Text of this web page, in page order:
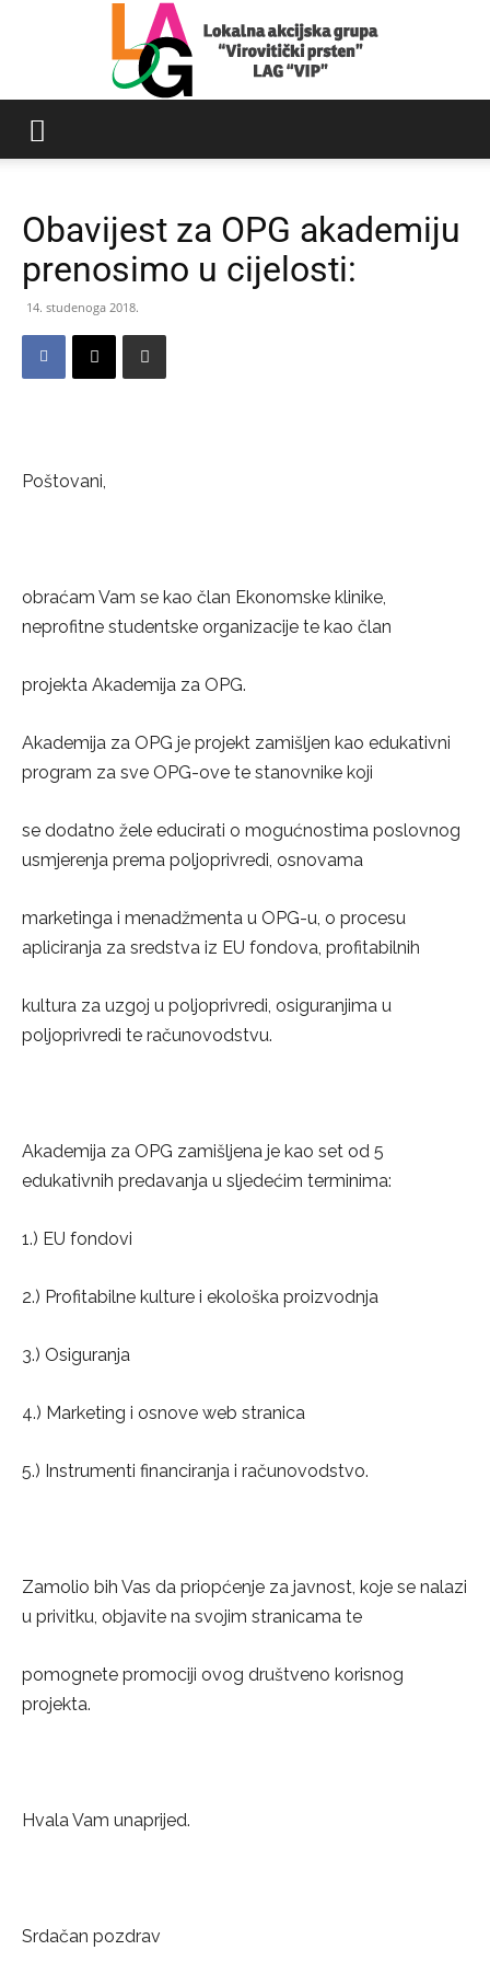
Virovitički
Obavijest za OPG akademiju
prenosimo u cijelosti:
14. studenoga 2018.
Poštovani,
obraćam Vam se kao član Ekonomske klinike,
neprofitne studentske organizacije te kao član
projekta Akademija za OPG.
Akademija za OPG je projekt zamišljen kao edukativni
program za sve OPG-ove te stanovnike koji
se dodatno žele educirati o mogućnostima poslovnog
usmjerenja prema poljoprivredi, osnovama
marketinga i menadžmenta u OPG-u, o procesu
apliciranja za sredstva iz EU fondova, profitabilnih
kultura za uzgoj u poljoprivredi, osiguranjima u
poljoprivredi te računovodstvu.
Akademija za OPG zamišljena je kao set od 5
edukativnih predavanja u sljedećim terminima:
1.) EU fondovi
2.) Profitabilne kulture i ekološka proizvodnja
3.) Osiguranja
4.) Marketing i osnove web stranica
5.) Instrumenti financiranja i računovodstvo.
Zamolio bih Vas da priopćenje za javnost, koje se nalazi
u privitku, objavite na svojim stranicama te
pomognete promociji ovog društveno korisnog
projekta.
Hvala Vam unaprijed.
Srdačan pozdrav